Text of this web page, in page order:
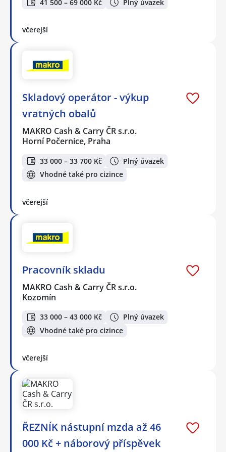
41 500 – 69 000 Kč Plný úvazek
včerejší
Skladový operátor - výkup
vratných obalů
MAKRO Cash & Carry ČR s.r.o.
Horní Počernice, Praha
33 000 – 33 700 Kč
Plný úvazek
Vhodné také pro cizince
včerejší
Pracovník skladu
MAKRO Cash & Carry ČR s.r.o.
Kozomín
33 000 – 43 000 Kč
Plný úvazek
Vhodné také pro cizince
včerejší
ŘEZNÍK nástupní mzda až 46
000 Kč + náborový příspěvek